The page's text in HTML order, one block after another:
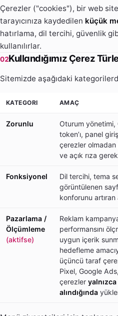
Çerezler ("cookies"), bir web
tarayıcınıza kaydedilen küçük
hatırlama, dil tercihi, güvenlik
kullanılırlar.
02Kullandığımız Çerez
Sitemizde aşağıdaki
KATEGORI AMAÇ
Zorunlu
Oturum yönetimi,
token’ı, panel
çerezler olmadan
ve açık rıza
Fonksiyonel
Dil tercihi, tema
görüntülenen
konforunu artıran
Pazarlama /
Ölçümleme
(aktifse)
Reklam
performansını
uygun içerik
hedefleme
üçüncü taraf
Pixel, Google
çerezler yalnızca
alındığında